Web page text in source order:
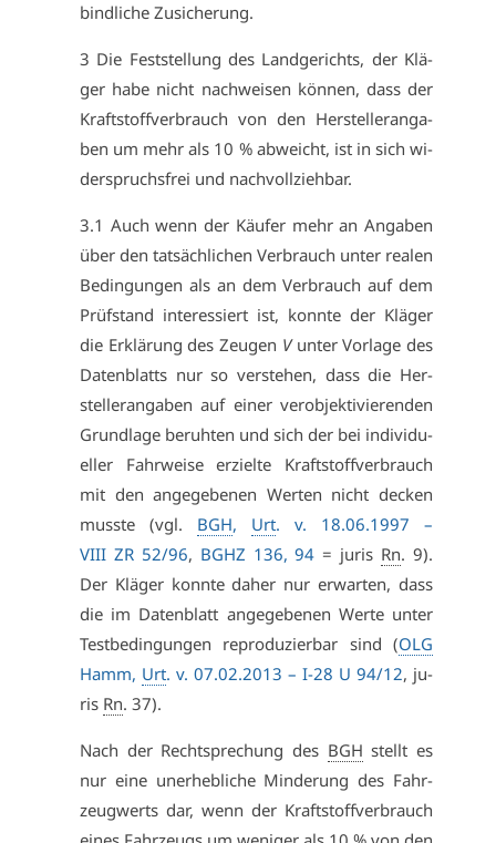
bind­li­che Zu­si­che­rung.
3 Die Fest­stel­lung des Land­ge­richts, der Klä­
ger ha­be nicht nach­wei­sen kön­nen, dass der
Kraft­stoff­ver­brauch von den Her­stel­ler­an­ga­
ben um mehr als 10 % ab­weicht, ist in sich wi­
der­spruchs­frei und nach­voll­zieh­bar.
3.1 Auch wenn der Käu­fer mehr an An­ga­ben
über den tat­säch­li­chen Ver­brauch un­ter rea­len
Be­din­gun­gen als an dem Ver­brauch auf dem
Prüf­stand in­ter­es­siert ist, konn­te der Klä­ger
die Er­klä­rung des Zeu­gen Vun­ter Vor­la­ge des
Da­ten­blatts nur so ver­ste­hen, dass die Her­
stel­ler­an­ga­ben auf ei­ner ver­ob­jek­ti­vie­ren­den
Grund­la­ge be­ruh­ten und sich der bei in­di­vi­du­
el­ler Fahr­wei­se er­ziel­te Kraft­stoff­ver­brauch
mit den an­ge­ge­be­nen Wer­ten nicht de­cken
muss­te (vgl. BGH, Urt. v. 18.06.1997 –
VI­II ZR 52/96, BGHZ 136, 94 = ju­ris Rn. 9).
Der Klä­ger konn­te da­her nur er­war­ten, dass
die im Da­ten­blatt an­ge­ge­be­nen Wer­te un­ter
Test­be­din­gun­gen re­pro­du­zier­bar sind (OLG
Hamm, Urt. v. 07.02.2013 – I-28 U 94/12, ju­
ris Rn. 37).
Nach der Recht­spre­chung des BGH stellt es
nur ei­ne un­er­heb­li­che Min­de­rung des Fahr­
zeug­werts dar, wenn der Kraft­stoff­ver­brauch